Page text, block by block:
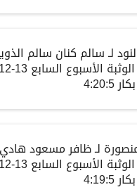
لـسالم كنان سالم
الوثبة الأسبوع السابع13-12-2023م)
بكار4:20:5
لـظافر مسعود هادي
الوثبة الأسبوع السابع13-12-2023م)
بكار4:19:5